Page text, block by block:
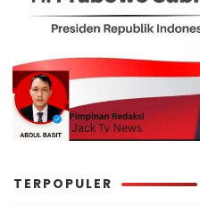
TERPOPULER